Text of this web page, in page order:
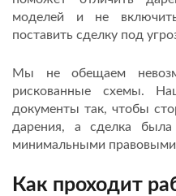
моделей и не
поставить сделку под
Мы не обещаем
рискованные схемы.
документы так, чтобы
дарения, а сделка
минимальными правовыми
Как проходит